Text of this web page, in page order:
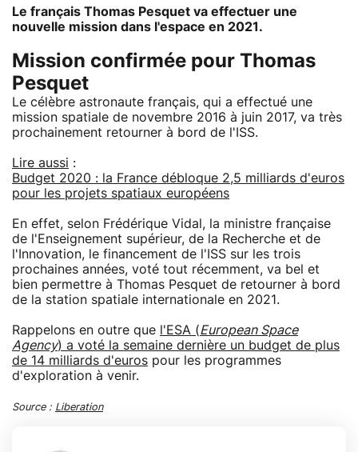
Le français Thomas Pesquet va effectuer une
nouvelle mission dans l'espace en 2021.
Mission confirmée pour Thomas
Pesquet
Le célèbre astronaute français, qui a effectué une
mission spatiale de novembre 2016 à juin 2017, va très
prochainement retourner à bord de l'ISS.
Lire aussi :
Budget 2020 : la France débloque 2,5 milliards d'euros
pour les projets spatiaux européens
En effet, selon Frédérique Vidal, la ministre française
de l'Enseignement supérieur, de la Recherche et de
l'Innovation, le financement de l'ISS sur les trois
prochaines années, voté tout récemment, va bel et
bien permettre à Thomas Pesquet de retourner à bord
de la station spatiale internationale en 2021.
Rappelons en outre que l'ESA (European Space
Agency) a voté la semaine dernière un budget de plus
de 14 milliards d'euros pour les programmes
d'exploration à venir.
Source : Liberation